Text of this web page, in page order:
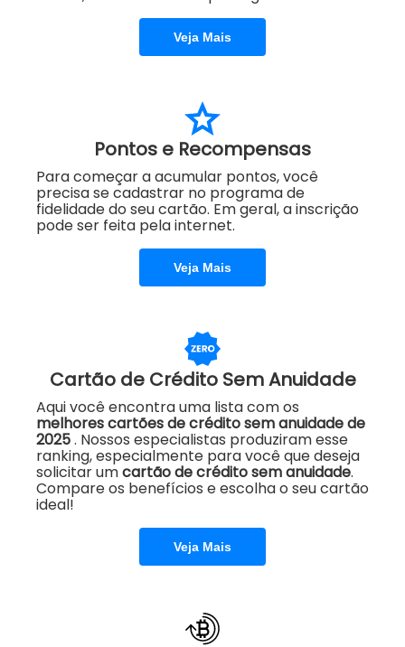
Veja Mais
Pontos e Recompensas
Para começar a acumular pontos, você
precisa se cadastrar no programa de
fidelidade do seu cartão. Em geral, a inscrição
pode ser feita pela internet.
Veja Mais
Cartão de Crédito Sem Anuidade
Aqui você encontra uma lista com os
melhores cartões de crédito sem anuidade de
2025. Nossos especialistas produziram esse
ranking, especialmente para você que deseja
solicitar umcartão de crédito sem anuidade.
Compare os benefícios e escolha o seu cartão
ideal!
Veja Mais